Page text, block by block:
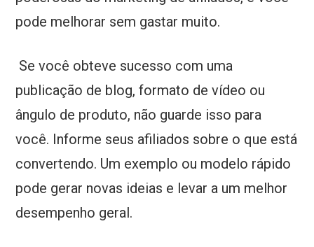
pode melhorar sem gastar muito.
Se você obteve sucesso com uma
publicação de blog, formato de vídeo ou
ângulo de produto, não guarde isso para
você. Informe seus afiliados sobre o que está
convertendo. Um exemplo ou modelo rápido
pode gerar novas ideias e levar a um melhor
desempenho geral.